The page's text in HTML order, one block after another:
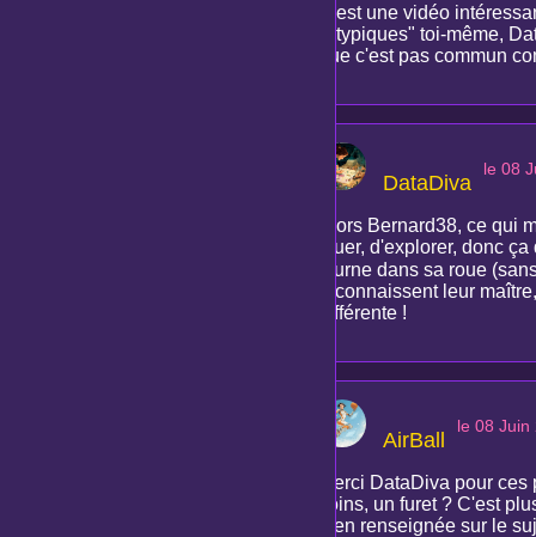
C'est une vidéo
"atypiques" toi-même,
que c'est pas commun
DataDiva
le 08
Alors Bernard38, ce qui
jouer, d'explorer, donc
tourne dans sa roue
reconnaissent leur
différente !
AirBall
le 08 Juin
Merci DataDiva pour
soins, un furet ? C'est
bien renseignée sur le